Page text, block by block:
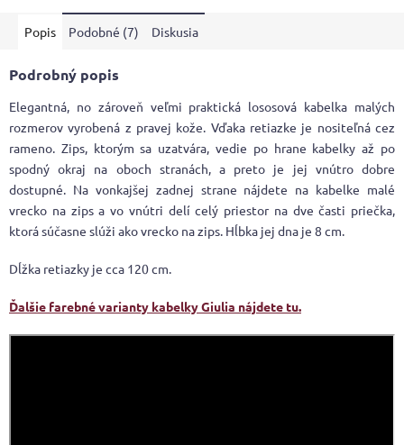
hviezdičiek.
Popis Podobné (7) Diskusia
Podrobný popis
Elegantná, no zároveň veľmi praktická lososová kabelka malých
rozmerov vyrobená z pravej kože. Vďaka retiazke je nositeľná cez
rameno. Zips, ktorým sa uzatvára, vedie po hrane kabelky až po
spodný okraj na oboch stranách, a preto je jej vnútro dobre
dostupné. Na vonkajšej zadnej strane nájdete na kabelke malé
vrecko na zips a vo vnútri delí celý priestor na dve časti priečka,
ktorá súčasne slúži ako vrecko na zips. Hĺbka jej dna je 8 cm.
Dĺžka retiazky je cca 120 cm.
Ďalšie farebné varianty kabelky Giulia nájdete tu.